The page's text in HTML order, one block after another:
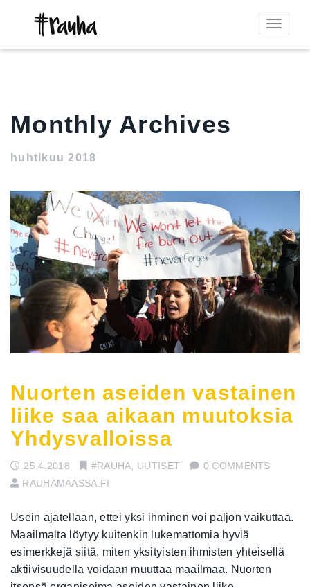
Toggle
Monthly Archives
huhtikuu 2018
Nuorten aseiden vastainen
liike saa aikaan muutoksia
Yhdysvalloissa
25.4.2018 #RAUHA UUTISET
0 COMMENTS
RAUHAMAASSA.FI
Usein ajatellaan, ettei yksi ihminen voi paljon vaikuttaa.
Maailmalta löytyy kuitenkin lukemattomia hyviä
esimerkkejä siitä, miten yksityisten ihmisten yhteisellä
aktiivisuudella voidaan muuttaa maailmaa. Nuorten